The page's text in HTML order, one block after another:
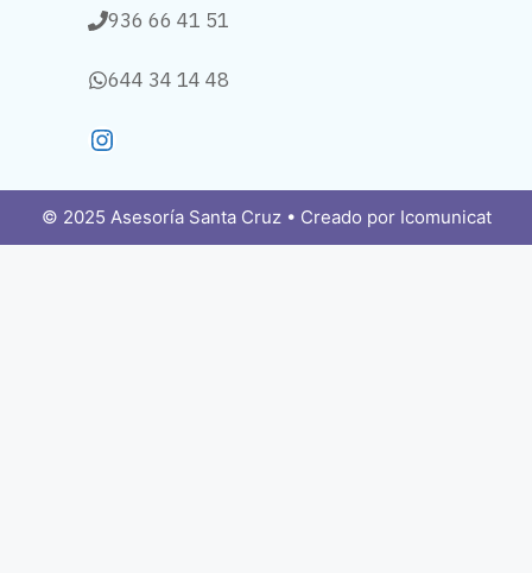
936 66 41 51
644 34 14 48
Instagram
© 2025 Asesoría Santa Cruz • Creado porIcomunicat